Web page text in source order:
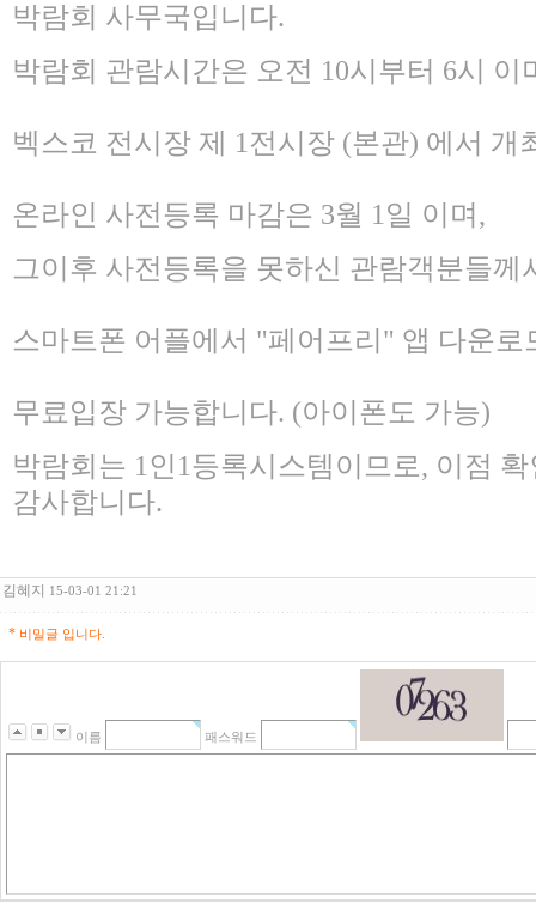
박람회 사무국입니다.
박람회 관람시간은 오전 10시부터 6시 이
벡스코 전시장 제 1전시장 (본관) 에서 개
온라인 사전등록 마감은 3월 1일 이며,
그이후 사전등록을 못하신 관람객분들께
스마트폰 어플에서 "페어프리" 앱 다운
무료입장 가능합니다. (아이폰도 가능)
박람회는 1인1등록시스템이므로, 이점
감사합니다.
김혜지 15-03-01 21:21
* 비밀글 입니다.
이름 패스워드